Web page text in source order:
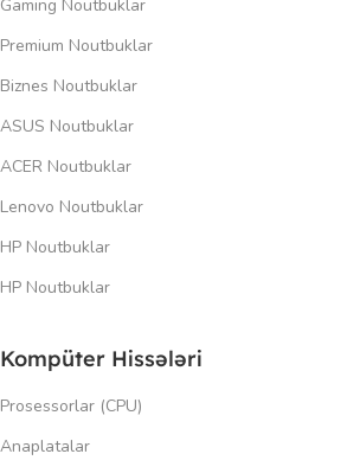
Gaming Noutbuklar
Premium Noutbuklar
Biznes Noutbuklar
ASUS Noutbuklar
ACER Noutbuklar
Lenovo Noutbuklar
HP Noutbuklar
HP Noutbuklar
Kompüter Hissələri
Prosessorlar (CPU)
Anaplatalar